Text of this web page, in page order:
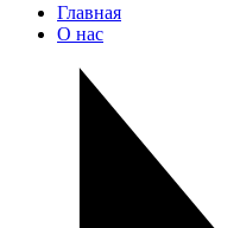
Главная
О нас